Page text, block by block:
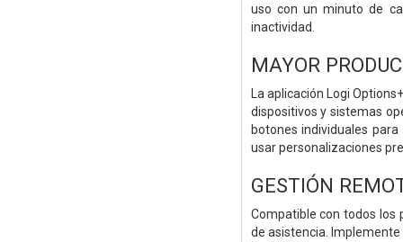
uso con un minuto de
inactividad.
MAYOR
La aplicación Logi
dispositivos y sistemas
botones individuales
usar personalizaciones
GESTIÓN
Compatible con todos los
de asistencia.